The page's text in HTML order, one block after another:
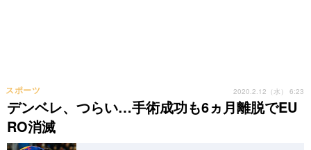
デンベレ、つらい…手術成功も6ヵ月離脱でEU
RO消滅
スポーツ 2020.2.12（水） 6:23